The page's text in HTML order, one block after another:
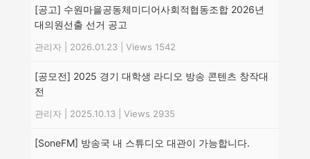
[공고] 수원마을공동체미디어사회적협동조합 2026년
대의원선출 선거 공고
관리자 2026.01.23 Views 1542
[공모전] 2025 경기 대학생 라디오 방송 콘텐츠 창작대
전
관리자 2025.10.13 Views 2935
[SoneFM] 방송국 내 스튜디오 대관이 가능합니다.